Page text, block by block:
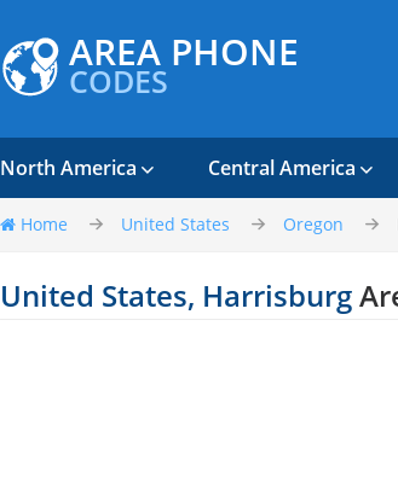
AREA PHONE
CODES
North America Central America
Home United States Oregon
United States, Harrisburg